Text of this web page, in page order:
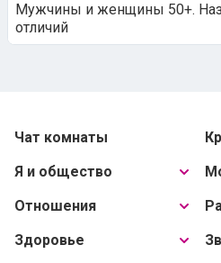
Мужчины и женщины 50+.
отличий
Чат комнаты
Я и общество
Отношения
Здоровье